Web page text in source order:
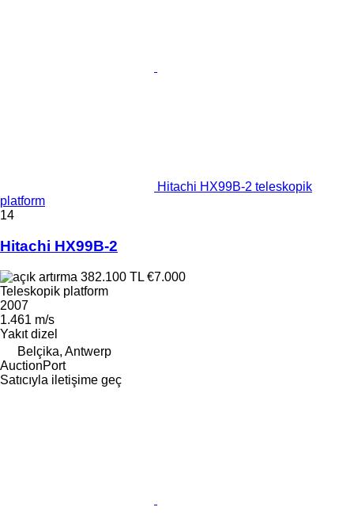
Hitachi HX99B-2 teleskopik
platform
14
Hitachi HX99B-2
382.100 TL €7.000
Teleskopik platform
2007
1.461 m/s
Yakıt dizel
Belçika, Antwerp
AuctionPort
Satıcıyla iletişime geç